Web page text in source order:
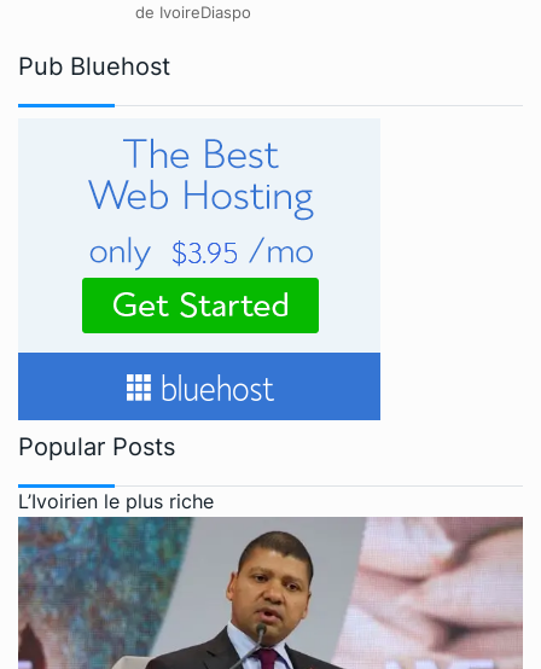
de IvoireDiaspo
Pub Bluehost
Popular Posts
L’Ivoirien le plus riche